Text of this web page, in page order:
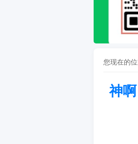
您现在的位
神